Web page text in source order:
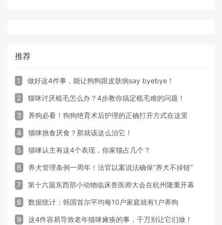
推荐
1 做好这4件事，能让狗狗跟皮肤病say byebye！
2 猫咪讨厌梳毛怎么办？4步教你搞定梳毛难的问题！
3 养狗必看！狗狗绝育术后护理的正确打开方式在这里
4 猫咪挑食厌食？那就该这么治它！
5 猫咪认主有这4个表现，你家猫占几个？
6 养犬管理条例一周年！法官以案说法确保“养犬不掉链”
7 第十六届东西部小动物临床兽医师大会在杭州隆重开幕
8 数据统计：韩国首尔平均每10户家庭就有1户养狗
9 这4件容易导致老年猫咪瘫痪的事，千万别让它们做！